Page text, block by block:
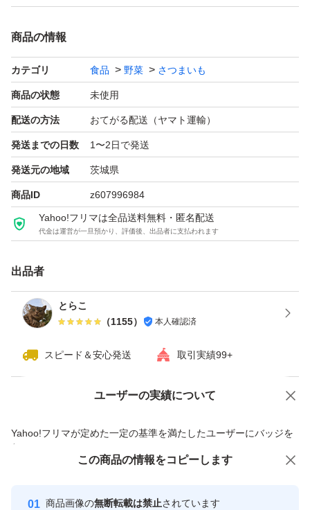
◆注意事項
茨城県からヤマト便でお届けに3日以上かかる遠方の場
せ。
◆その他
不明点あれば質問欄からお気軽にお問い合わせください。
商品の情報
カテゴリ 食品 野菜 さつまいも
商品の状態 未使用
配送の方法 おてがる配送（ヤマト運輸）
発送までの日数 1〜2日で発送
発送元の地域 茨城県
商品ID z607996984
Yahoo!フリマは全品送料無料・匿名配送
代金は運営が一旦預かり、評価後、出品者に支払われます
出品者
とらこ
（1155） 本人確認済
スピード＆安心発送 取引実績99+
ユーザーの実績について
Yahoo!フリマが定めた一定の基準を満たしたユーザーにバッジを
付与しています
安心取引出品者
心・安全なユーザーです
価格の相談 商品への質問
この商品の情報をコピーします
商品画像の無断転載は禁止されています
この商品をみている人にオススメ